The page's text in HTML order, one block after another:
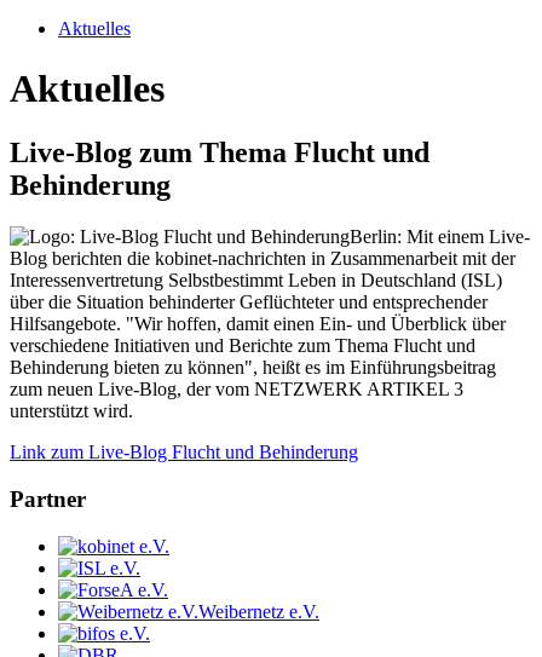
Aktuelles
Aktuelles
Live-Blog zum Thema Flucht und
Behinderung
Berlin: Mit einem Live-
Blog berichten die kobinet-nachrichten in Zusammenarbeit mit der
Interessenvertretung Selbstbestimmt Leben in Deutschland (ISL)
über die Situation behinderter Geflüchteter und entsprechender
Hilfsangebote. "Wir hoffen, damit einen Ein- und Überblick über
verschiedene Initiativen und Berichte zum Thema Flucht und
Behinderung bieten zu können", heißt es im Einführungsbeitrag
zum neuen Live-Blog, der vom NETZWERK ARTIKEL 3
unterstützt wird.
Link zum Live-Blog Flucht und Behinderung
Partner
Weibernetz e.V.